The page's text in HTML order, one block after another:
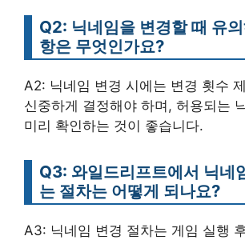
Q2: 닉네임을 변경할 때 유
항은 무엇인가요?
A2: 닉네임 변경 시에는 변경 횟수
신중하게 결정해야 하며, 허용되는
미리 확인하는 것이 좋습니다.
Q3: 와일드리프트에서 닉네
는 절차는 어떻게 되나요?
A3: 닉네임 변경 절차는 게임 실행